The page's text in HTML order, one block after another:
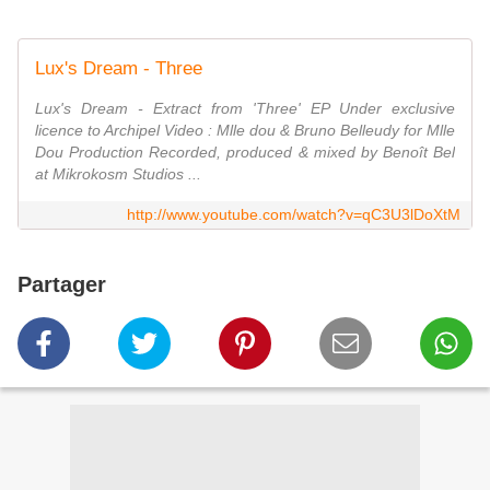
Lux's Dream - Three
Lux's Dream - Extract from 'Three' EP Under exclusive
licence to Archipel Video : Mlle dou & Bruno Belleudy for Mlle
Dou Production Recorded, produced & mixed by Benoît Bel
at Mikrokosm Studios ...
http://www.youtube.com/watch?v=qC3U3lDoXtM
Partager